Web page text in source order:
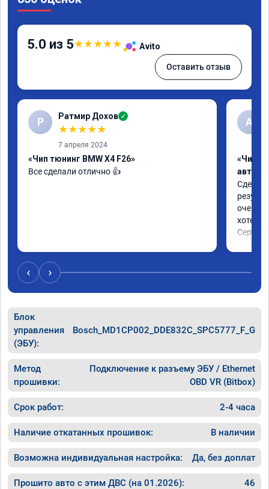
5.0 из 5★★★★★ Avito
Оставить отзыв
Р Ратмир Дохов ✓
★★★★★
7 апреля 2024
«Чип тюнинг BMW X4 F26»
Все сделали отлично 👍
A
«Чип
очень
хотел.
‹ ›
Блок
управления
(ЭБУ):
Bosch_MD1CP002_DDE832C_SPC5777_F_G
Метод
прошивки:
Подключение к разъему ЭБУ / Ethernet
OBD VR (Bitbox)
Срок работ: 2-4 часа
Наличие откатанных прошивок: В наличии
Возможна индивидуальная настройка: Да, без доплат
Прошито авто с этим ДВС (на 01.2026): 46